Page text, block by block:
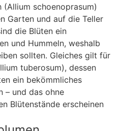
schoenoprasum)
Garten und auf die Teller
die Blüten ein
und Hummeln, weshalb
sollten. Gleiches gilt für
tuberosum), dessen
ein bekömmliches
– und das ohne
Blütenstände erscheinen